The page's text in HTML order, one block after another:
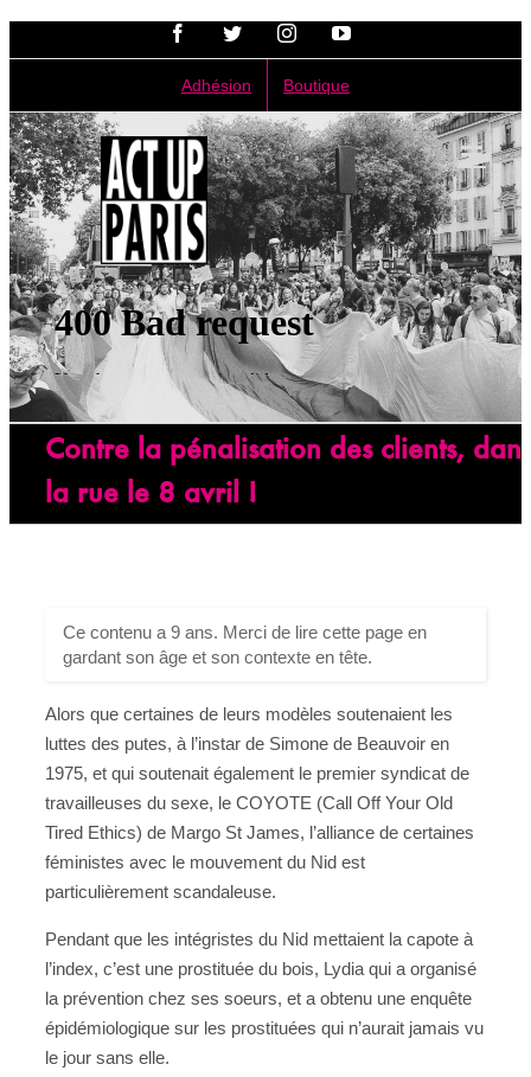
Passer
FacebookTwitterInstagramYouTube
Adhésion Boutique
Contre la pénalisation des clients, dans
la rue le 8 avril !
Ce contenu a 9 ans. Merci de lire cette page en
gardant son âge et son contexte en tête.
Alors que certaines de leurs modèles soutenaient les
luttes des putes, à l’instar de Simone de Beauvoir en
1975, et qui soutenait également le premier syndicat de
travailleuses du sexe, le COYOTE (Call Off Your Old
Tired Ethics) de Margo St James, l’alliance de certaines
féministes avec le mouvement du Nid est
particulièrement scandaleuse.
Pendant que les intégristes du Nid mettaient la capote à
l’index, c’est une prostituée du bois, Lydia qui a organisé
la prévention chez ses soeurs, et a obtenu une enquête
épidémiologique sur les prostituées qui n’aurait jamais vu
le jour sans elle.